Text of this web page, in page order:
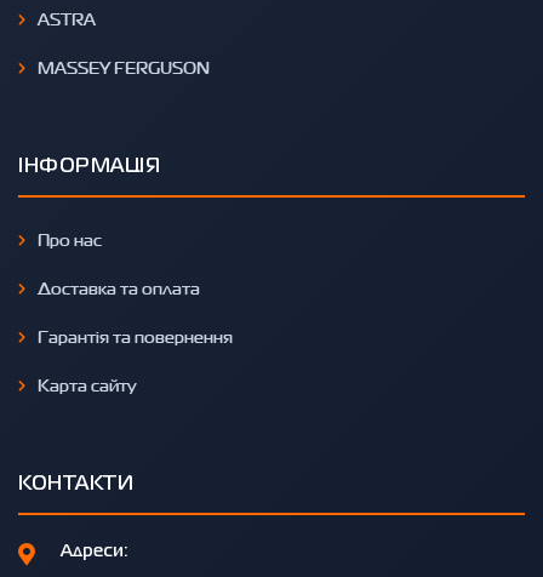
ASTRA
MASSEY FERGUSON
ІНФОРМАЦІЯ
Про нас
Доставка та оплата
Гарантія та повернення
Карта сайту
КОНТАКТИ
Адреси: